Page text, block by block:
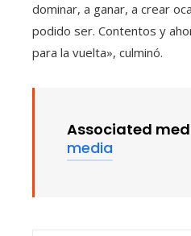
dominar, a ganar, a crear
podido ser. Contentos y
para la vuelta», culminó.
Associated
media